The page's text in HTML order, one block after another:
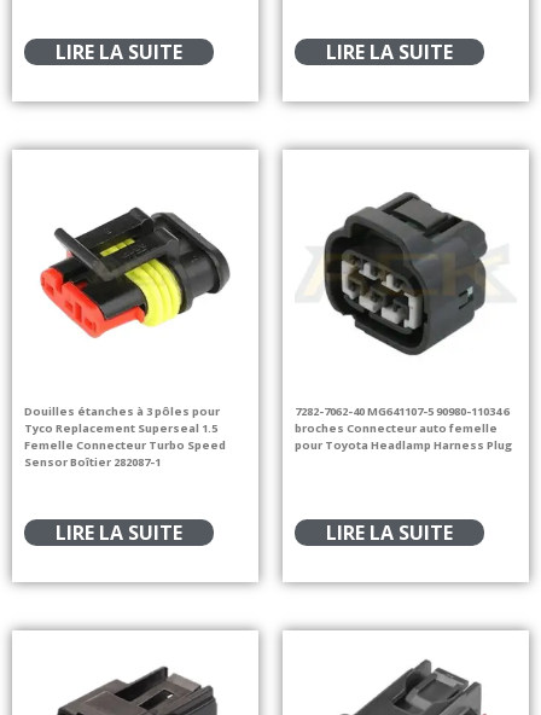
LIRE LA SUITE LIRE LA SUITE
Douilles étanches à 3 pôles pour
Tyco Replacement Superseal 1.5
Femelle Connecteur Turbo Speed
Sensor Boîtier 282087-1
LIRE LA SUITE
7282-7062-40 MG641107-5 90980-11034 6
broches Connecteur auto femelle
pour Toyota Headlamp Harness Plug
LIRE LA SUITE